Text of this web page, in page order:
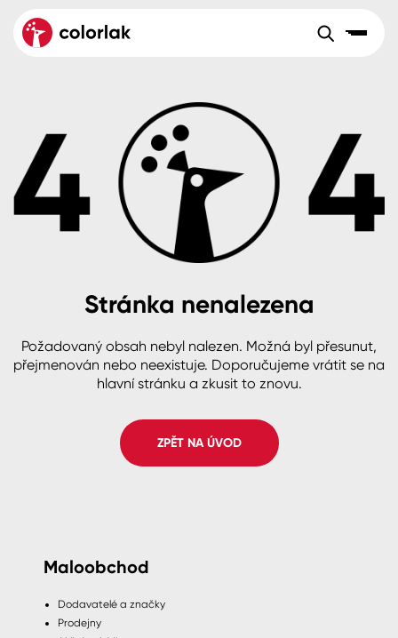
Velkoobchod Sortiment
Aktuality
Reference
O společnosti
B2B +420 800 145 555Po – Pá: 8:00–15:00
Česko
Slovensko Polsko Worldwide
Dřevo
Beton, asfalt, minerální podklady
Plast, sklo, keramika
Stěny
Fasády
Spreje
Colorlak Dekor
Colorlak Profi
Colorlak Pta
Stránka nenalezena
Požadovaný obsah nebyl nalezen. Možná byl přesunut,
přejmenován nebo neexistuje. Doporučujeme vrátit se na
hlavní stránku a zkusit to znovu.
ZPĚT NA ÚVOD
Maloobchod
Dodavatelé a značky
Prodejny